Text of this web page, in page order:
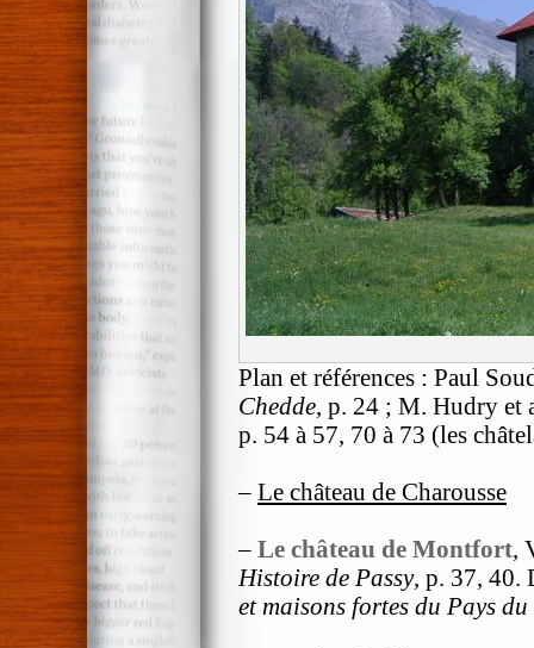
Plan et références : Paul
Chedde, p. 24 ; M. Hudry et
p. 54 à 57, 70 à 73 (les
– Le château de Charousse
– Le château de Montfort,
Histoire de Passy, p. 37, 40.
et maisons fortes du Pays